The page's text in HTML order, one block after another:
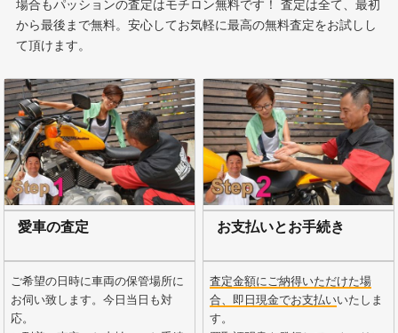
から最後まで無料。安心してお気軽に最高の無料査定をお試しし
て頂けます。
愛車の査定
ご希望の日時に車両の保管場所に
お伺い致します。今日当日も対
応。
お支払いとお手続き
査定金額にご納得いただけた場
合、即日現金でお支払いいたしま
す。